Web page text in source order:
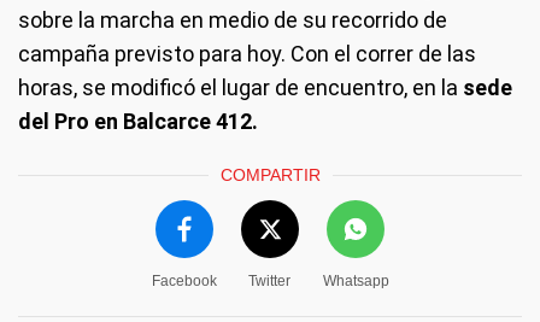
sobre la marcha en medio de su recorrido de
campaña previsto para hoy. Con el correr de las
horas, se modificó el lugar de encuentro, en la sede
del Pro en Balcarce 412.
COMPARTIR
Facebook Twitter Whatsapp